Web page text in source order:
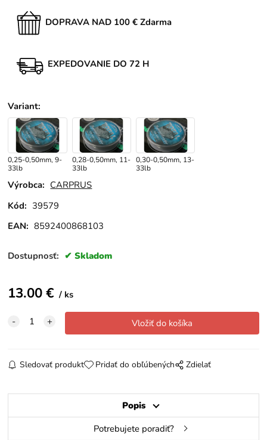
DOPRAVA NAD 100 € Zdarma
EXPEDOVANIE DO 72 H
Variant:
0,25-0,50mm, 9-
33lb
0,28-0,50mm, 11-
33lb
0,30-0,50mm, 13-
33lb
Výrobca: CARPRUS
Kód: 39579
EAN: 8592400868103
Dostupnosť: Skladom
13.00€ ks
Sledovať produkt Pridať do obľúbených Zdielať
Popis
Potrebujete poradiť?